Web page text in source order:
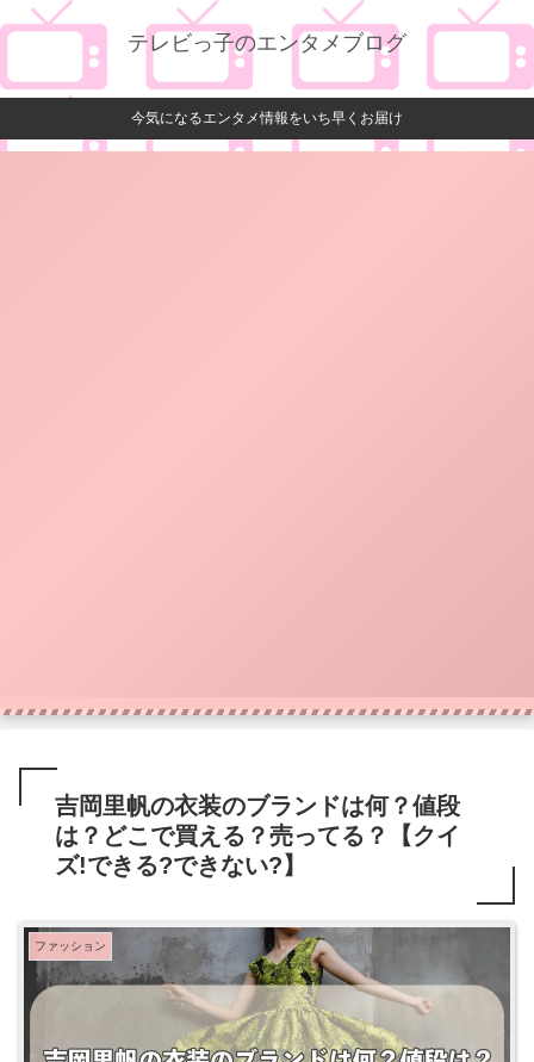
テレビっ子のエンタメブログ
今気になるエンタメ情報をいち早くお届け
吉岡里帆の衣装のブランドは何？値段
は？どこで買える？売ってる？【クイ
ズ!できる?できない?】
ファッション